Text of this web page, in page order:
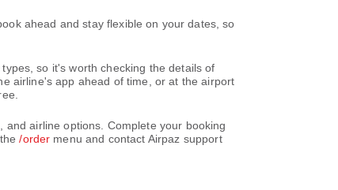
ahead and stay flexible on your dates, so
so it's worth checking the details of
airline's app ahead of time, or at the airport
and airline options. Complete your booking
the/order menu and contact Airpaz support